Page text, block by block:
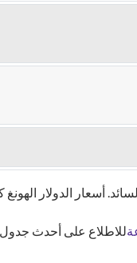
أسعار الدولار
للاطلاع على أحدث جدول